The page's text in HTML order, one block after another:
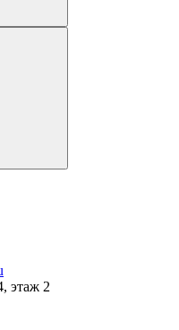
этаж 2